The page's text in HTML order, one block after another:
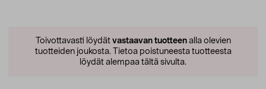
Toivottavasti löydät vastaavan tuotteenalla olevien
tuotteiden joukosta. Tietoa poistuneesta tuotteesta
löydät alempaa tältä sivulta.